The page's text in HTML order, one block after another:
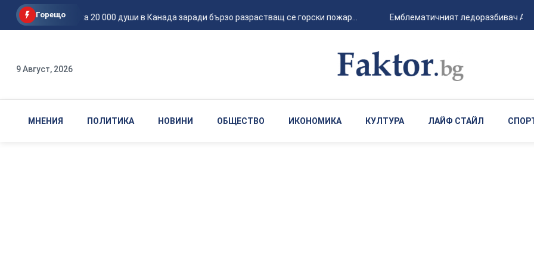
Горещо
Евакуираха 20 000 души в Канада заради бързо разрастващ се горски пожар... Емблематичният ледоразбивач
9 Август, 2026
МНЕНИЯ ПОЛИТИКА НОВИНИ ОБЩЕСТВО ИКОНОМИКА КУЛТУРА ЛАЙФ СТАЙЛ